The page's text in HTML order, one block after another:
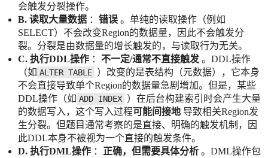
会触发分裂操作。
B. 读取大量数据 ： 错误 。单纯的读取操作（例如
SELECT）不会改变Region的数据量，因此不会触发分
裂。分裂是由数据量的增长触发的，与读取行为无关。
C. 执行DDL操作 ： 不一定/通常不直接触发 。DDL操作
（如 ALTER TABLE ）改变的是表结构（元数据），它本身
不会直接导致单个Region的数据量急剧增加。但是，某些
DDL操作（如 ADD INDEX ）在后台构建索引时会产生大量
的数据写入，这个写入过程可能间接地 导致相关Region发
生分裂。但题目通常考察的是直接、明确的触发机制，因
此DDL本身不被视为一个直接的触发条件。
D. 执行DML操作 ： 正确，但需要具体分析 。DML操作包